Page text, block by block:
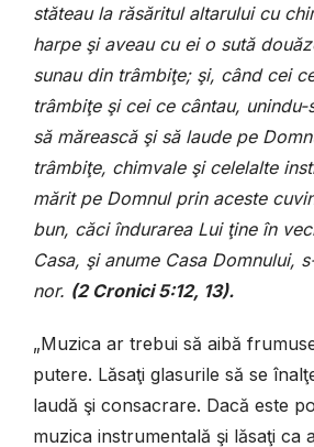
stăteau la răsăritul altarului cu
harpe şi aveau cu ei o sută
sunau din trâmbiţe; şi, când cei
trâmbiţe şi cei ce cântau,
să mărească şi să laude pe
trâmbiţe, chimvale şi celelalte
mărit pe Domnul prin aceste
bun, căci îndurarea Lui ţine în
Casa, şi anume Casa Domnului,
nor. (2 Cronici 5:12, 13).
„Muzica ar trebui să aibă
putere. Lăsaţi glasurile să se
laudă şi consacrare. Dacă este
muzica instrumentală şi lăsaţi ca